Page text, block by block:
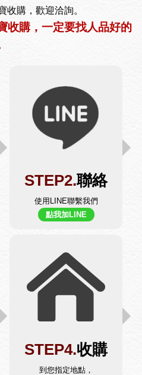
收購，歡迎洽詢。
收購，一定要找人品好的
STEP2.聯絡
使用LINE聯繫我們
點我加LINE
STEP4.收購
到您指定地點，